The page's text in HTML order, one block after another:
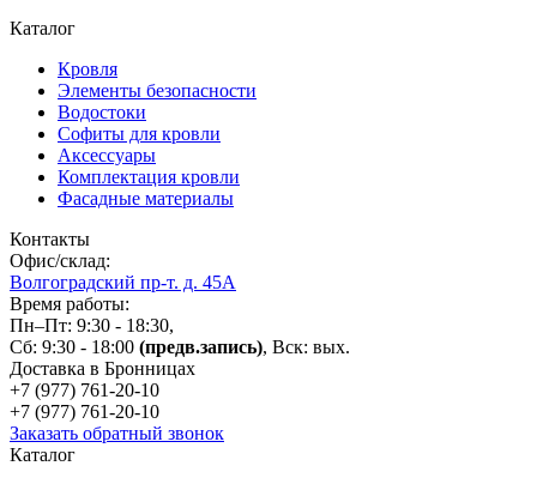
Каталог
Кровля
Элементы безопасности
Водостоки
Софиты для кровли
Аксессуары
Комплектация кровли
Фасадные материалы
Контакты
Офис/склад:
Волгоградский пр-т. д. 45А
Время работы:
Пн–Пт: 9:30 - 18:30,
Сб: 9:30 - 18:00 (предв.запись), Вск: вых.
Доставка в Бронницах
+7 (977) 761-20-10
+7 (977) 761-20-10
Заказать обратный звонок
Каталог